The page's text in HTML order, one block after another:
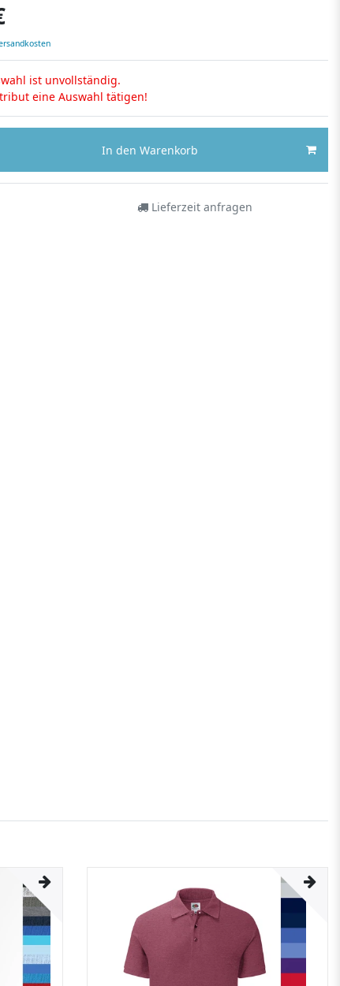
ist unvollständig.
eine Auswahl tätigen!
In den Warenkorb
Lieferzeit anfragen